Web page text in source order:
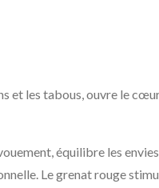
et les tabous, ouvre le
équilibre les
Le grenat rouge